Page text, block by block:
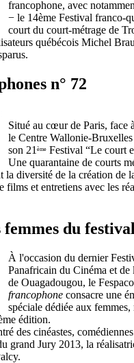
francophone, avec
− le 14ème Festival franco-
court du court-métrage de
québécois Michel
n° 72
Situé au cœur de Paris, face
le Centre Wallonie-Bruxelles
son 21 ème Festival “Le court
Une quarantaine de courts
la diversité de la création de
films et entretiens avec les
du festival
À l'occasion du dernier
Panafricain du Cinéma et de
de Ouagadougou, le
francophone consacre une
spéciale dédiée aux femmes,
édition.
des cinéastes,
grand Jury 2013, la